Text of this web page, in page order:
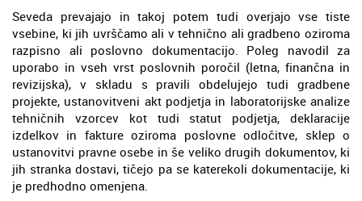
Seveda prevajajo in takoj potem tudi overjajo vse tiste
vsebine, ki jih uvrščamo ali v tehnično ali gradbeno oziroma
razpisno ali poslovno dokumentacijo. Poleg navodil za
uporabo in vseh vrst poslovnih poročil (letna, finančna in
revizijska), v skladu s pravili obdelujejo tudi gradbene
projekte, ustanovitveni akt podjetja in laboratorijske analize
tehničnih vzorcev kot tudi statut podjetja, deklaracije
izdelkov in fakture oziroma poslovne odločitve, sklep o
ustanovitvi pravne osebe in še veliko drugih dokumentov, ki
jih stranka dostavi, tičejo pa se katerekoli dokumentacije, ki
je predhodno omenjena.